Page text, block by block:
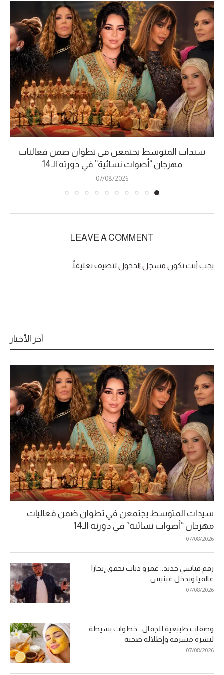
سيدات المتوسط يجتمعن في تطوان ضمن فعاليات
مهرجان “أصوات نسائية” في دورته الـ14
07/08/2026
LEAVE A COMMENT
يجب أنت تكون مسجل الدخول لتضيف تعليقاً.
آخر الأخبار
سيدات المتوسط يجتمعن في تطوان ضمن فعاليات
مهرجان “أصوات نسائية” في دورته الـ14
07/08/2026
رقم قياسي جديد.. عمرو دياب يحقق إنجازا
عالميا ويدخل غينيس
07/08/2026
وصفات طبيعية للجمال… خطوات بسيطة
لبشرة مشرقة وإطلالة صحية
07/08/2026